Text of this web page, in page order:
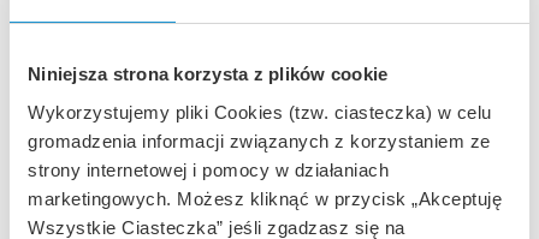
Niniejsza strona korzysta z plików cookie
Wykorzystujemy pliki Cookies (tzw. ciasteczka) w celu
gromadzenia informacji związanych z korzystaniem ze
strony internetowej i pomocy w działaniach
marketingowych. Możesz kliknąć w przycisk „Akceptuję
Wszystkie Ciasteczka” jeśli zgadzasz się na
ryzykiem. Firmy pożyczkowe, które oferują takie rozwiązania,
opłaty, aby zrekompensować ryzyko związane z brakiem
pełnej weryfikacji kredytowej. Zanim zdecydujesz się na
pożyczkę dla firmy, warto zapoznać się z całkowitymi
kosztami, warunkami spłaty oraz wszelkimi opłatami
dodatkowymi.